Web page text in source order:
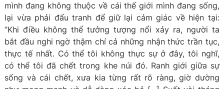
mình đang không thuộc về cái thế giới mình đang sống,
lại vừa phải đấu tranh để giữ lại cảm giác về hiện tại:
“Khi điều không thể tưởng tượng nổi xảy ra, người ta
bắt đầu nghi ngờ thậm chí cả những nhận thức trần tục,
thực tế nhất. Có thể tôi không thực sự ở đây, tôi nghĩ,
có thể tôi đã chết trong khe núi đó. Ranh giới giữa sự
sống và cái chết, xưa kia từng rất rõ ràng, giờ dường